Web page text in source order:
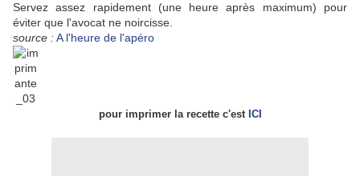
Servez assez rapidement (une heure après maximum) pour
éviter que l'avocat ne noircisse.
source :A l'heure de l'apéro
pour imprimer la recette c'est ICI